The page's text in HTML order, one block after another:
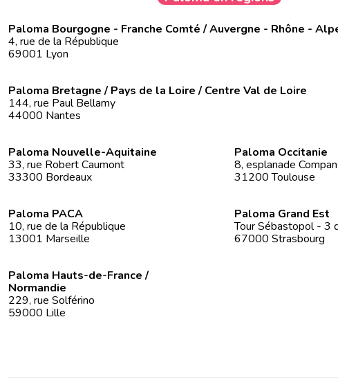
Paloma Bourgogne - Franche Comté / Auvergne - Rhône -
4, rue de la République
69001 Lyon
Paloma Bretagne / Pays de la Loire / Centre Val de Loire
144, rue Paul Bellamy
44000 Nantes
Paloma Nouvelle-Aquitaine
33, rue Robert Caumont
33300 Bordeaux
Paloma Occitanie
8, esplanade
31200 Toulouse
Paloma PACA
10, rue de la République
13001 Marseille
Paloma Grand Est
Tour Sébastopol - 3
67000 Strasbourg
Paloma Hauts-de-France /
Normandie
229, rue Solférino
59000 Lille